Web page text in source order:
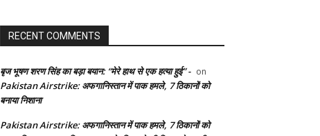
RECENT COMMENTS
बृज भूषण शरण सिंह का बड़ा बयान: “मेरे हाथ से एक हत्या हुई” - on
Pakistan Airstrike: अफगानिस्तान में पाक हमले, 7 ठिकानों को
बनाया निशाना
Pakistan Airstrike: अफगानिस्तान में पाक हमले, 7 ठिकानों को